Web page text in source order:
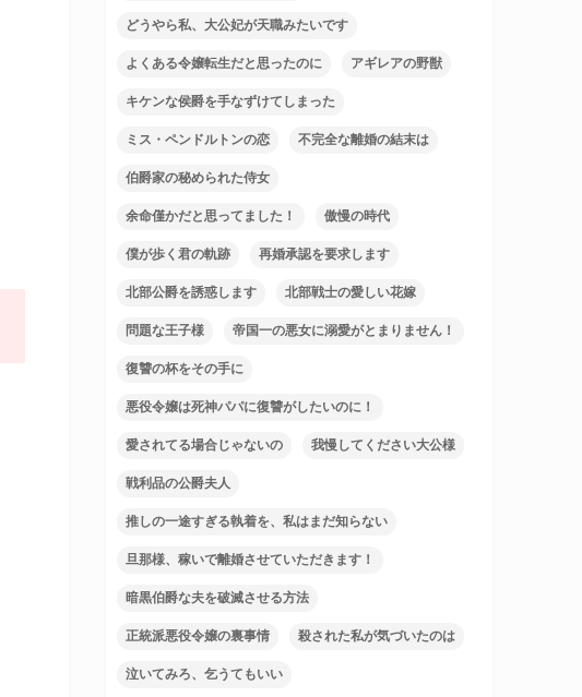
どうやら私、大公妃が天職みたいです
よくある令嬢転生だと思ったのに アギレアの野獣
キケンな侯爵を手なずけてしまった
ミス・ペンドルトンの恋 不完全な離婚の結末は
伯爵家の秘められた侍女
余命僅かだと思ってました！ 傲慢の時代
僕が歩く君の軌跡 再婚承認を要求します
北部公爵を誘惑します 北部戦士の愛しい花嫁
問題な王子様 帝国一の悪女に溺愛がとまりません！
復讐の杯をその手に
悪役令嬢は死神パパに復讐がしたいのに！
愛されてる場合じゃないの 我慢してください大公様
戦利品の公爵夫人
推しの一途すぎる執着を、私はまだ知らない
旦那様、稼いで離婚させていただきます！
暗黒伯爵な夫を破滅させる方法
正統派悪役令嬢の裏事情 殺された私が気づいたのは
泣いてみろ、乞うてもいい